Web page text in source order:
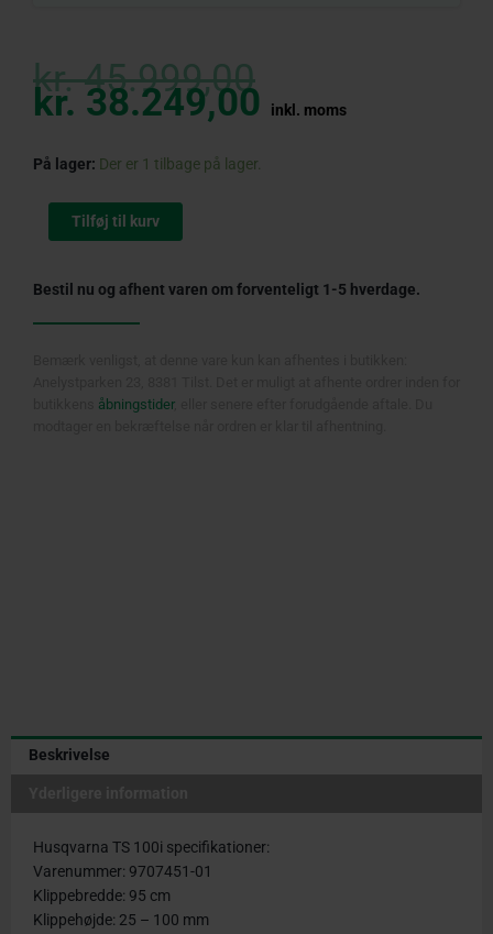
kr.45.999,00price
was:
kr. 45.999,00.
kr. 38.249,00 is:
kr.
inkl. moms
På lager: Der er 1 tilbage på lager.
Husqvarna
Havetraktor
Tilføj til kurv
Bestil nu og afhent varen om forventeligt 1-5 hverdage.
åbningstider, eller senere efter forudgående aftale. Du
Beskrivelse
Husqvarna TS 100i specifikationer:
Varenummer: 9707451-01
Klippebredde: 95 cm
Klippehøjde: 25 – 100 mm